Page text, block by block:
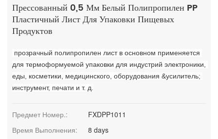
Прессованный 0,5 Мм Белый Полипропилен PP
Пластичный Лист Для Упаковки Пищевых
Продуктов
для термоформуемой упаковки для индустрий электроники,
еды, косметики, медицинского, оборудования &усилитель;
инструмент, печати и т. д.
Предмет Номер.:
FXDPP1011
Время Выполнения:
8 days